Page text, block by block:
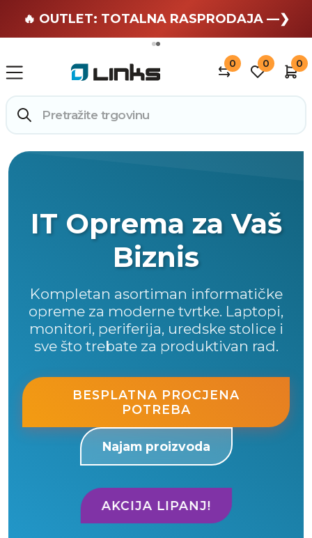
🏄 Zaslužuješ odmor —❯
🔥 OUTLET: TOTALNA RASPRODAJA —❯
0 0 0
IT Oprema za Vaš
Biznis
Kompletan asortiman informatičke
opreme za moderne tvrtke. Laptopi,
monitori, periferija, uredske stolice i
sve što trebate za produktivan rad.
BESPLATNA PROCJENA
POTREBA
Najam proizvoda
AKCIJA LIPANJ!